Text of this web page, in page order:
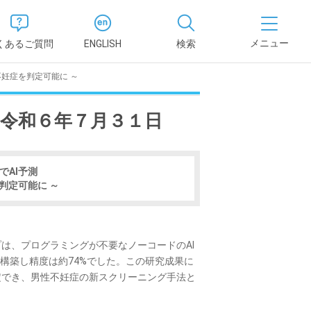
あるご質問 ENGLISH 検索
新制
薬学部
健康科学部
症を判定可能に ～
和６年７月３１日
AI予測
定可能に ～
、プログラミングが不要なノーコードのAI
築し精度は約74%でした。この研究成果に
き、男性不妊症の新スクリーニング手法と